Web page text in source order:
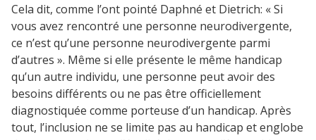
Cela dit, comme l’ont pointé Daphné et Dietrich: « Si
vous avez rencontré une personne neurodivergente,
ce n’est qu’une personne neurodivergente parmi
d’autres ». Même si elle présente le même handicap
qu’un autre individu, une personne peut avoir des
besoins différents ou ne pas être officiellement
diagnostiquée comme porteuse d’un handicap. Après
tout, l’inclusion ne se limite pas au handicap et englobe